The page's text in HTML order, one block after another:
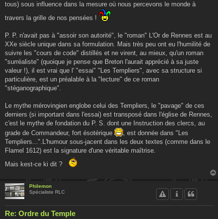
tous) sous influence dans la mesure où nous percevons le monde à
travers la grille de nos pensées !
P. P. n'avait pas à "assoir son autorité", le "roman" L'Or de Rennes est au
XXe siècle unique dans sa formulation. Mais très peu ont eu l'humilité de
suivre les "cours de code" distillés et ne virent, au mieux, qu'un roman
"surréaliste" (quoique je pense que Breton l'aurait apprécié à sa juste
valeur !), il est vrai que l' "essai" "Les Templiers", avec sa structure si
particulière, est un préalable à la "lecture" de ce roman
"stéganographique".
Le mythe mérovingien englobe celui des Templiers, le "pavage" de ces
derniers (si important dans l'essai) est transposé dans l'église de Rennes,
c'est le mythe de fondation du P. S. dont une Instruction des clercs, au
grade de Commandeur, fort ésotérique
, est donnée dans "Les
Templiers...".L'humour sous-jacent dans les deux textes (comme dans le
Flamel 1612) est la signature d'une véritable maîtrise.
Mais kest-ce ki dit ?
Philemon
Spécialiste RLC
Re: Ordre du Temple